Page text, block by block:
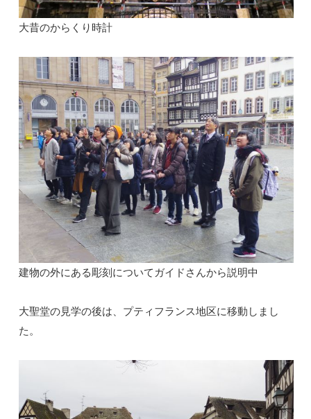
大昔のからくり時計
建物の外にある彫刻についてガイドさんから説明中
大聖堂の見学の後は、プティフランス地区に移動しまし
た。